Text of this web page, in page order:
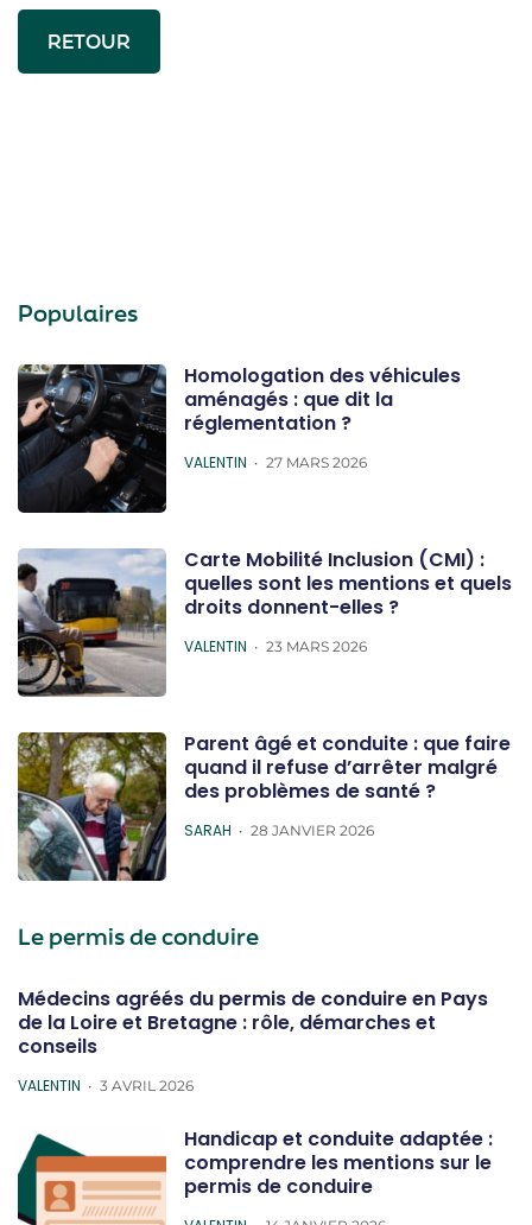
RETOUR
Populaires
Homologation des véhicules
aménagés : que dit la
réglementation ?
POSTED
VALENTIN 27 MARS 2026
Carte Mobilité Inclusion (CMI) :
quelles sont les mentions et quels
droits donnent-elles ?
POSTED
VALENTIN 23 MARS 2026
Parent âgé et conduite : que faire
quand il refuse d’arrêter malgré
des problèmes de santé ?
POSTED
SARAH 28 JANVIER 2026
Le permis de conduire
Médecins agréés du permis de conduire en Pays
de la Loire et Bretagne : rôle, démarches et
conseils
POSTED
VALENTIN 3 AVRIL 2026
Handicap et conduite adaptée :
comprendre les mentions sur le
permis de conduire